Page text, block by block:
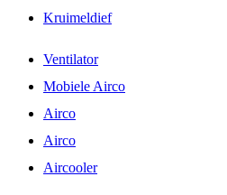
Kruimeldief
Ventilator
Mobiele Airco
Airco
Airco
Aircooler